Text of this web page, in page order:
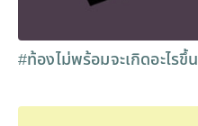
#ท้องไม่พร้อมจะเกิดอะไรขึ้น